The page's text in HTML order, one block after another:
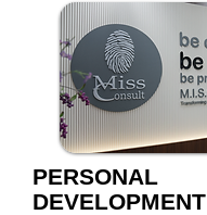
PERSONAL
DEVELOPMENT